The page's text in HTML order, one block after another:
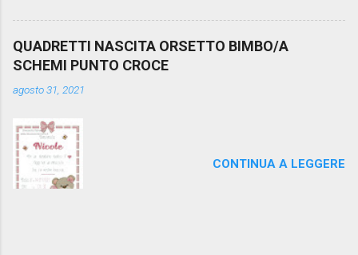
QUADRETTI NASCITA ORSETTO BIMBO/A
SCHEMI PUNTO CROCE
agosto 31, 2021
CONTINUA A LEGGERE